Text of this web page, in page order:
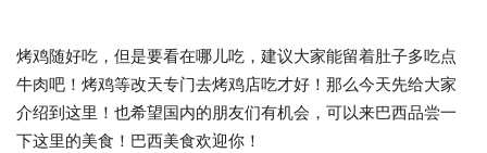
烤鸡随好吃，但是要看在哪儿吃，建议大家能留着肚子多吃点
牛肉吧！烤鸡等改天专门去烤鸡店吃才好！那么今天先给大家
介绍到这里！也希望国内的朋友们有机会，可以来巴西品尝一
下这里的美食！巴西美食欢迎你！